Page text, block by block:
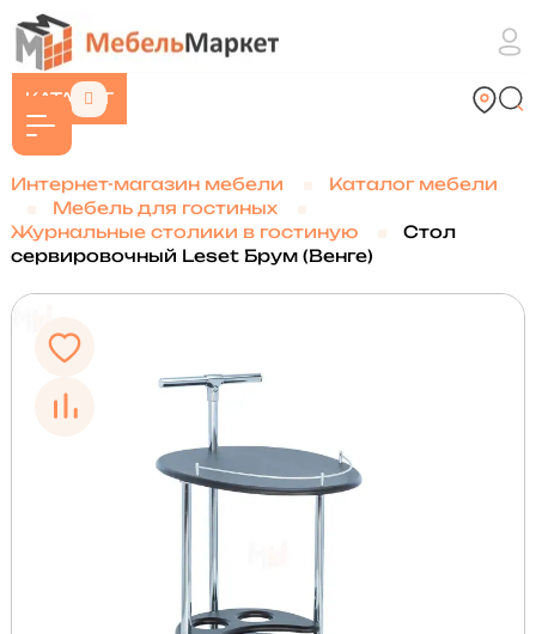
КАТАЛОГ
Интернет-магазин мебели
Каталог мебели
Мебель для гостиных
Журнальные столики в гостиную
Стол
сервировочный Leset Брум (Венге)